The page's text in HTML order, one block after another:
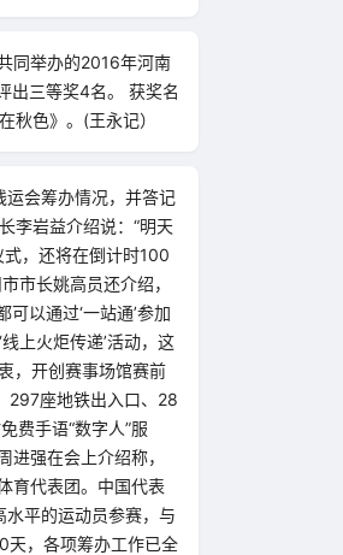
同举办的2016年河南
出三等奖4名。 获奖名
秋色》。(王永记）
会筹办情况，并答记
李岩益介绍说：“明天
，还将在倒计时100
市长姚高员还介绍，
以通过‘一站通’参加
上火炬传递’活动，这
，开创赛事场馆赛前
297座地铁出入口、28
费手语“数字人”服
强在会上介绍称，
育代表团。中国代表
平的运动员参赛，与
天，各项筹办工作已全